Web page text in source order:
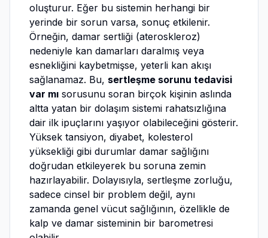
oluşturur. Eğer bu sistemin herhangi bir
yerinde bir sorun varsa, sonuç etkilenir.
Örneğin, damar sertliği (ateroskleroz)
nedeniyle kan damarları daralmış veya
esnekliğini kaybetmişse, yeterli kan akışı
sağlanamaz. Bu, sertleşme sorunu tedavisi
var mı sorusunu soran birçok kişinin aslında
altta yatan bir dolaşım sistemi rahatsızlığına
dair ilk ipuçlarını yaşıyor olabileceğini gösterir.
Yüksek tansiyon, diyabet, kolesterol
yüksekliği gibi durumlar damar sağlığını
doğrudan etkileyerek bu soruna zemin
hazırlayabilir. Dolayısıyla, sertleşme zorluğu,
sadece cinsel bir problem değil, aynı
zamanda genel vücut sağlığının, özellikle de
kalp ve damar sisteminin bir barometresi